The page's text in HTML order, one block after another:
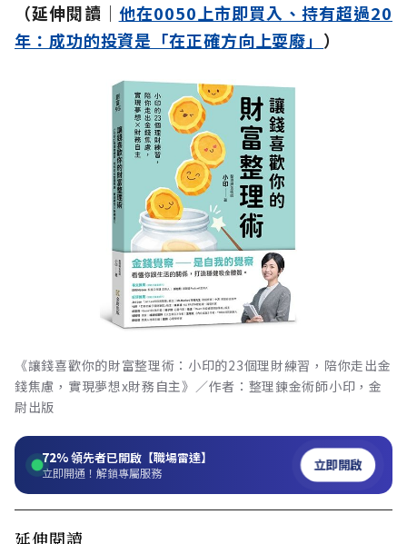
（延伸閱讀│ 他在0050上市即買入、持有超過20
年：成功的投資是「在正確方向上耍廢」 ）
《讓錢喜歡你的財富整理術：小印的23個理財練習，陪你走出金
錢焦慮，實現夢想x財務自主》／作者：整理鍊金術師小印，金
尉出版
72%領先者已開啟【職場雷達】
立即開通！解鎖專屬服務 立即開啟
延伸閱讀